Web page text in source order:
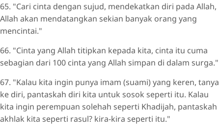
65. "Cari cinta dengan sujud, mendekatkan diri pada Allah,
Allah akan mendatangkan sekian banyak orang yang
mencintai."
66. "Cinta yang Allah titipkan kepada kita, cinta itu cuma
sebagian dari 100 cinta yang Allah simpan di dalam surga."
67. "Kalau kita ingin punya imam (suami) yang keren, tanya
ke diri, pantaskah diri kita untuk sosok seperti itu. Kalau
kita ingin perempuan solehah seperti Khadijah, pantaskah
akhlak kita seperti rasul? kira-kira seperti itu."